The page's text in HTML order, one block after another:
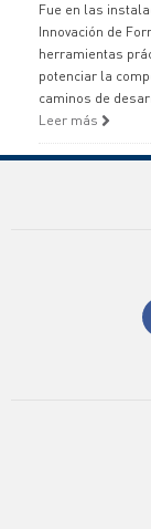
Fue en las
Innovación de
herramientas
potenciar la
caminos de
Leer más